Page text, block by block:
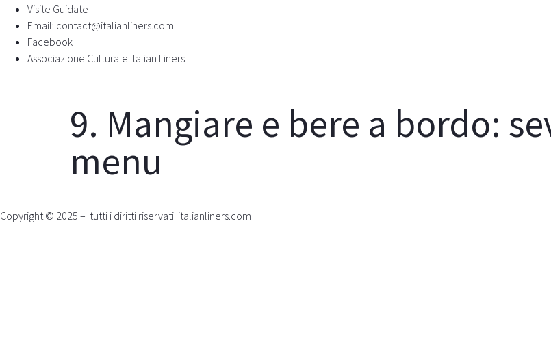
Visite Guidate
Email: contact@italianliners.com
Facebook
Associazione Culturale Italian Liners
9. Mangiare e bere a bordo:
menu
Copyright © 2025 – tutti i diritti riservati italianliners.com